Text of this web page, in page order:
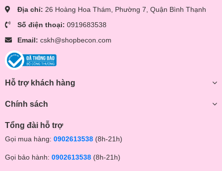
Địa chỉ: 26 Hoàng Hoa Thám, Phường 7, Quận Bình Thạnh
Số điện thoại: 0919683538
Email: cskh@shopbecon.com
Hỗ trợ khách hàng
Chính sách
Tổng đài hỗ trợ
Gọi mua hàng: 0902613538 (8h-21h)
Gọi bảo hành: 0902613538 (8h-21h)